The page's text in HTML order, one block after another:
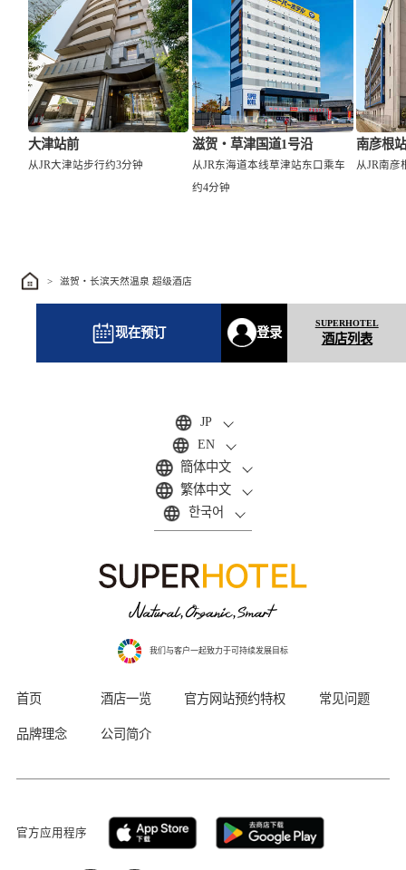
大津站前
从JR大津站步行约3分钟
滋贺・草津国道1号沿
从JR东海道本线草津站东口乘车
约4分钟
南彦根
从JR南彦
滋贺・长滨天然温泉 超级酒店
现在预订 登录 酒店列表
JP
EN
簡体中文
繁体中文
한국어
我们与客户一起致力于可持续发展目标
首页 酒店一览 官方网站预约特权 常见问题
品牌理念 公司简介
官方应用程序